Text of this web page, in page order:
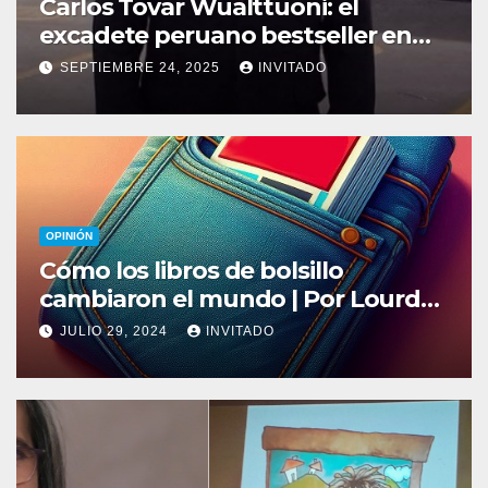
Carlos Tovar Wualttuoni: el
excadete peruano bestseller en
Amazon
SEPTIEMBRE 24, 2025 INVITADO
OPINIÓN
Cómo los libros de bolsillo
cambiaron el mundo | Por Lourdes
Justo Adán
JULIO 29, 2024 INVITADO